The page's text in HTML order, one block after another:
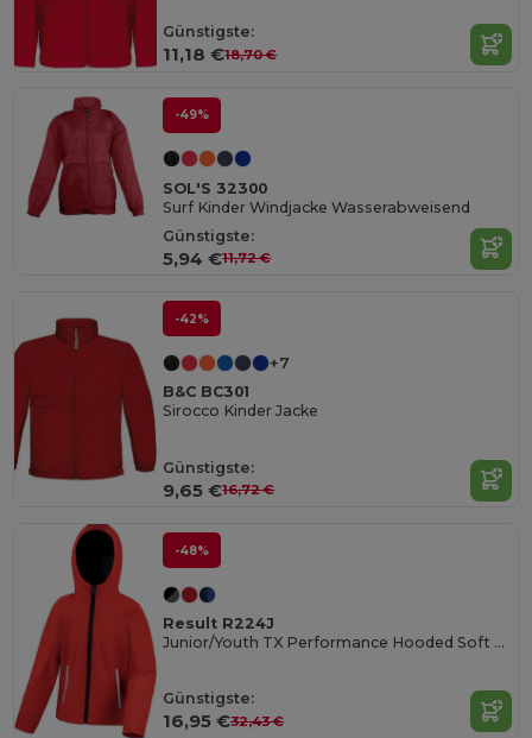
Günstigste:
11,18 €18,70 €
-49%
SOL'S 32300
Surf Kinder Windjacke Wasserabweisend
Günstigste:
5,94 €11,72 €
-42%
+7
B&C BC301
Sirocco Kinder Jacke
Günstigste:
9,65 €16,72 €
-48%
Result R224J
Junior/Youth TX Performance Hooded Soft Shell Jacke
Günstigste:
16,95 €32,43 €